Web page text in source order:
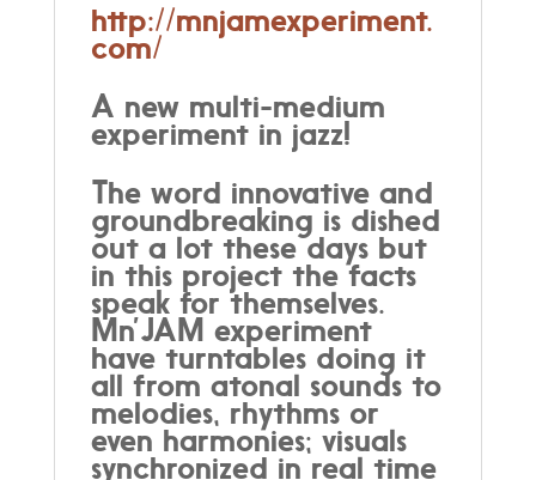
http://mnjamexperiment.
com/
A new multi-medium
experiment in jazz!
The word innovative and
groundbreaking is dished
out a lot these days but
in this project the facts
speak for themselves.
Mn’JAM experiment
have turntables doing it
all from atonal sounds to
melodies, rhythms or
even harmonies; visuals
synchronized in real time